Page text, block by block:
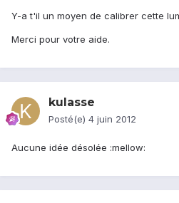
Y-a t'il un moyen de calibrer cette
Merci pour votre aide.
kulasse
Posté(e) 4 juin 2012
Aucune idée désolée :mellow: